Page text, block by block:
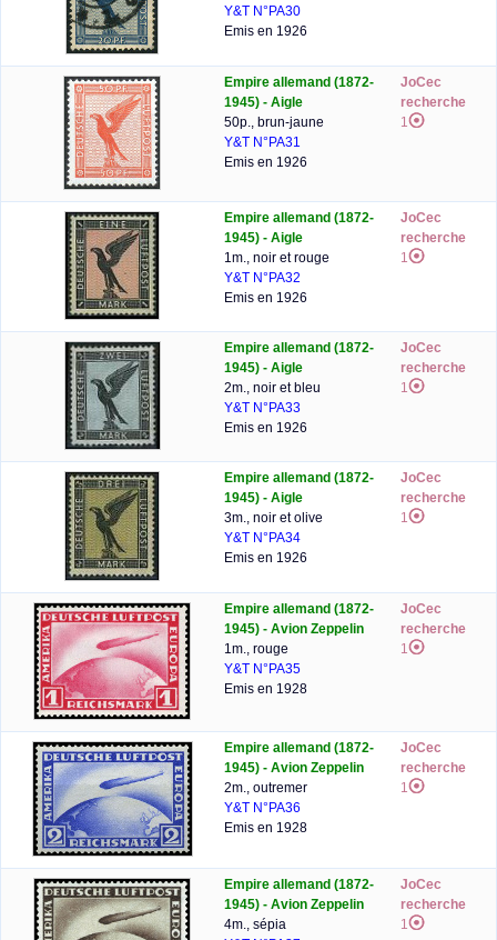
Y&T N°PA30
Emis en 1926
Empire allemand (1872-
1945) - Aigle
50p., brun-jaune
Y&T N°PA31
Emis en 1926
JoCec
recherche
1
Empire allemand (1872-
1945) - Aigle
1m., noir et rouge
Y&T N°PA32
Emis en 1926
JoCec
recherche
1
Empire allemand (1872-
1945) - Aigle
2m., noir et bleu
Y&T N°PA33
Emis en 1926
JoCec
recherche
1
Empire allemand (1872-
1945) - Aigle
3m., noir et olive
Y&T N°PA34
Emis en 1926
JoCec
recherche
1
Empire allemand (1872-
1945) - Avion Zeppelin
1m., rouge
Y&T N°PA35
Emis en 1928
JoCec
recherche
1
Empire allemand (1872-
1945) - Avion Zeppelin
2m., outremer
Y&T N°PA36
Emis en 1928
JoCec
recherche
1
Empire allemand (1872-
1945) - Avion Zeppelin
4m., sépia
JoCec
recherche
1